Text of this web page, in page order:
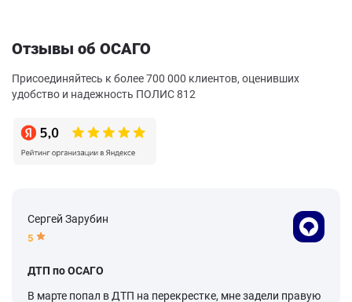
Отзывы об ОСАГО
Присоединяйтесь к более 700 000 клиентов, оценивших
удобство и надежность ПОЛИС 812
Сергей Зарубин
5
ДТП по ОСАГО
В марте попал в ДТП на перекрестке, мне задели правую